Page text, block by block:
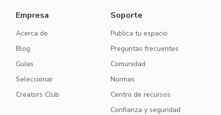
Empresa
Acerca de
Blog
Guías
Seleccionar
Creators Club
Soporte
Publica tu espacio
Preguntas frecuentes
Comunidad
Normas
Centro de recursos
Confianza y seguridad